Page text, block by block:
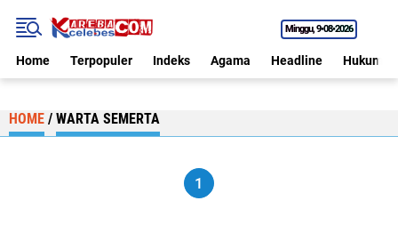
Minggu 9•08•2026
Home Terpopuler Indeks Agama Headline Hukum
HOME / WARTA SEMERTA
1